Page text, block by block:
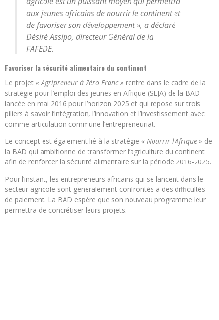
aux jeunes africains de nourrir le continent et
de favoriser son développement », a déclaré
Désiré Assipo, directeur Général de la
FAFEDE.
Favoriser la sécurité alimentaire du continent
Le projet « Agripreneur à Zéro Franc » rentre dans le cadre de la
stratégie pour l’emploi des jeunes en Afrique (SEJA) de la BAD
lancée en mai 2016 pour l’horizon 2025 et qui repose sur trois
piliers à savoir l’intégration, l’innovation et l’investissement avec
comme articulation commune l’entrepreneuriat.
Le concept est également lié à la stratégie « Nourrir l’Afrique » de
la BAD qui ambitionne de transformer l’agriculture du continent
afin de renforcer la sécurité alimentaire sur la période 2016-2025.
Pour l’instant, les entrepreneurs africains qui se lancent dans le
secteur agricole sont généralement confrontés à des difficultés
de paiement. La BAD espère que son nouveau programme leur
permettra de concrétiser leurs projets.